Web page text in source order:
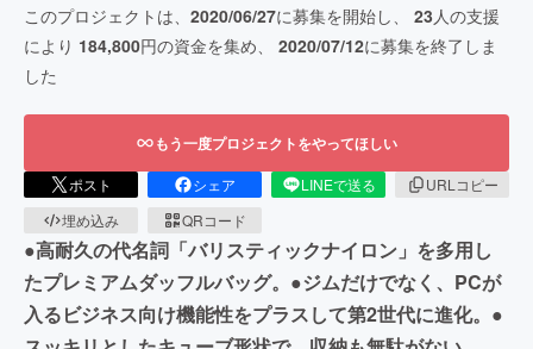
このプロジェクトは、 2020/06/27に募集を開始し、 23人の支援
により 184,800円の資金を集め、 2020/07/12に募集を終了しま
した
もう一度プロジェクトをやってほしい
ポスト シェア LINEで送る
URLコピー
埋め込み
QRコード
●高耐久の代名詞「バリスティックナイロン」を多用し
たプレミアムダッフルバッグ。●ジムだけでなく、PCが
入るビジネス向け機能性をプラスして第2世代に進化。●